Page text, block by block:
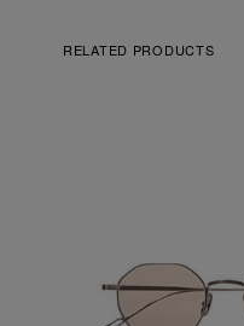
RELATED PRODUCTS